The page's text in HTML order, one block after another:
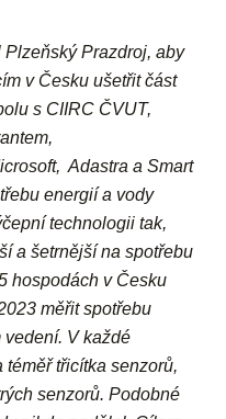
Prazdroj, aby
v Česku ušetřit část
s CIIRC ČVUT,
Adastra a Smart
energií a vody
technologii tak,
a šetrnější na spotřebu
hospodách v Česku
měřit spotřebu
V každé
třicítka senzorů,
senzorů. Podobné